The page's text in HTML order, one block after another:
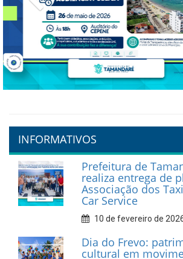
Previous